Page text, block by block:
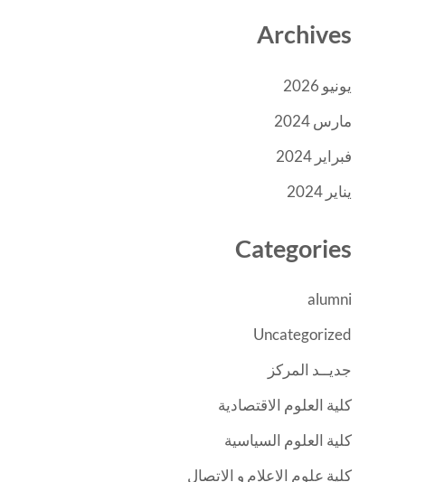
Archives
يونيو 2026
مارس 2024
فبراير 2024
يناير 2024
Categories
alumni
Uncategorized
جديــد المركز
كلية العلوم الاقتصادية
كلية العلوم السياسية
كلية علوم الاعلام و الاتصال